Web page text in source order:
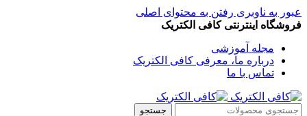
عبور به ناوبری رفتن به محتوای اصلی
فروشگاه اینترنتی کافی الکتریک
مجله آموزشی
درباره ما، معرفی کافی الکتریک
تماس با ما
جستجو